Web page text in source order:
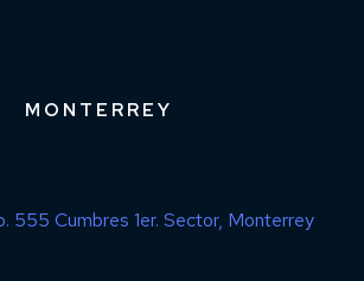
MONTERREY
555 Cumbres 1er. Sector, Monterrey